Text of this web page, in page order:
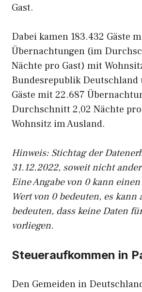
Gast.
Dabei kamen 183.432 Gäste
Übernachtungen (im
Nächte pro Gast) mit
Bundesrepublik Deutschland
Gäste mit 22.687
Durchschnitt 2,02 Nächte
Wohnsitz im Ausland.
Hinweis: Stichtag der
31.12.2022, soweit nicht
Eine Angabe von 0 kann
Wert von 0 bedeuten, es kann
bedeuten, dass keine Daten
vorliegen.
Steueraufkommen in
Den Gemeiden in